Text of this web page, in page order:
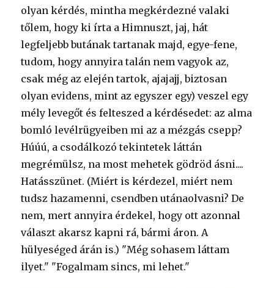
olyan kérdés, mintha megkérdezné valaki
tőlem, hogy ki írta a Himnuszt, jaj, hát
legfeljebb butának tartanak majd, egye-fene,
tudom, hogy annyira talán nem vagyok az,
csak még az elején tartok, ajajajj, biztosan
olyan evidens, mint az egyszer egy) veszel egy
mély levegőt és felteszed a kérdésedet: az alma
bomló levélrügyeiben mi az a mézgás csepp?
Húúú, a csodálkozó tekintetek láttán
megrémülsz, na most mehetek gödröd ásni....
Hatásszünet. (Miért is kérdezel, miért nem
tudsz hazamenni, csendben utánaolvasni? De
nem, mert annyira érdekel, hogy ott azonnal
választ akarsz kapni rá, bármi áron. A
hülyeséged árán is.) "Még sohasem láttam
ilyet." "Fogalmam sincs, mi lehet."